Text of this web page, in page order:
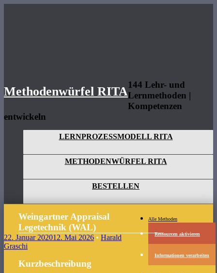
Methodenwürfel RITA144 Lehr- und
Lernmethoden |
Kompetenzen
entwickeln
LERNPROZESSMODELL RITA
METHODENWÜRFEL RITA
BESTELLEN
Menü
Zum Inhalt springen
Alle Methoden
Ressourcen aktivieren
Informationen verarbeiten
Weingartner Appraisal
Legetechnik (WAL)
22. Januar 202012. Mai 2026 • Harald
Graschi
Kurzbeschreibung